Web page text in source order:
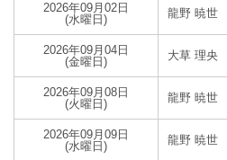
2026年09月02日
(水曜日)
龍野 暁世
2026年09月04日
(金曜日)
大草 理央
2026年09月08日
(火曜日)
龍野 暁世
2026年09月09日
(水曜日)
龍野 暁世